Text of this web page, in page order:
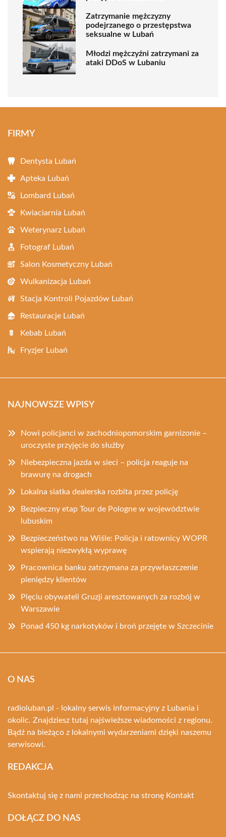
Zatrzymanie mężczyzny
podejrzanego o przestępstwa
seksualne w Lubań
Młodzi mężczyźni zatrzymani za
ataki DDoS w Lubaniu
FIRMY
Dentysta Lubań
Apteka Lubań
Lombard Lubań
Kwiaciarnia Lubań
Weterynarz Lubań
Fotograf Lubań
Salon Kosmetyczny Lubań
Wulkanizacja Lubań
Stacja Kontroli Pojazdów Lubań
Restauracje Lubań
Kebab Lubań
Fryzjer Lubań
NAJNOWSZE WPISY
Nowi policjanci w zachodniopomorskim garnizonie –
uroczyste przyjęcie do służby
Niebezpieczna jazda w sieci – policja reaguje na
brawurę na drogach
Lokalna siatka dealerska rozbita przez policję
Bezpieczny etap Tour de Pologne w województwie
lubuskim
Bezpieczeństwo na Wiśle: Policja i ratownicy WOPR
wspierają niezwykłą wyprawę
Pracownica banku zatrzymana za przywłaszczenie
pieniędzy klientów
Pięciu obywateli Gruzji aresztowanych za rozbój w
Warszawie
Ponad 450 kg narkotyków i broń przejęte w Szczecinie
O NAS
radioluban.pl - lokalny serwis informacyjny z Lubania i
okolic. Znajdziesz tutaj najświeższe wiadomości z regionu.
Bądź na bieżąco z lokalnymi wydarzeniami dzięki naszemu
serwisowi.
REDAKCJA
Skontaktuj się z nami przechodząc na stronę Kontakt
DOŁĄCZ DO NAS